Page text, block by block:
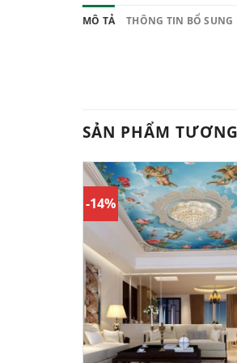
MÔ TẢ THÔNG TIN BỔ SUNG
SẢN PHẨM
-14%